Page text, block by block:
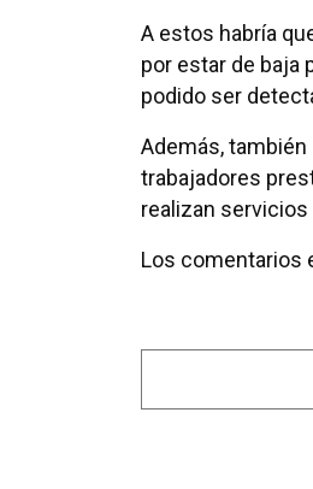
A estos habría
por estar de baja
podido ser
Además,
trabajadores
realizan
Los comentarios